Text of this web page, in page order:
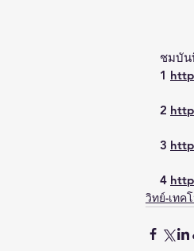
ชมบัน
1
2
3
4
วิทย์-เทค